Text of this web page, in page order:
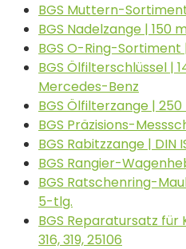
BGS Muttern-
BGS Nadelzange | 150
BGS O-Ring-
BGS Ölfilterschlüssel |
Mercedes-Benz
BGS Ölfilterzange |
BGS Präzisions-
BGS Rabitzzange | DIN
BGS Rangier-
BGS Ratschenring-
5-tlg.
BGS Reparatursatz
316, 319, 25106